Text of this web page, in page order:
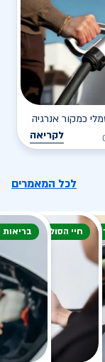
כמקור אנרגיה
לקריאה
לכל המאמרים
חשמלי
חיי הסוללה